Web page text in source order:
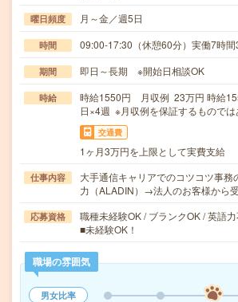
曜日頻度 月～金／週5日
時間 09:00-17:30（休憩60分）実働7時間
期間 即日～長期 ※開始日相談OK
時給
時給1550円 月収例 23万円 時給
日×4週 ※月収例を保証するものでは
交通費
1ヶ月3万円を上限として実費支給
仕事内容
大手通信キャリアでのコツコツ事務
力（ALADIN）→法人のお客様から
応募資格
職種未経験OK / ブランクOK / 英語
■未経験OK！
職場の雰囲気
男女比率